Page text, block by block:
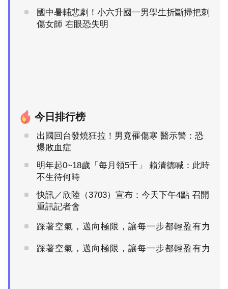
國中暑輔悲劇！小六升國一男學生折斷掃把刺
傷女師 右眼恐失明
今日排行榜
出國回台發燒狂拉！男竟罹傷寒 醫示警：恐
爆敗血症
明年起0~18歲「每月領5千」 賴清德喊：此時
不生待何時
快訊／欣陸（3703）宣布：今天下午4點 召開
重訊記者會
踩著空氣，邁向極限，讓每一步都輕盈有力
PR
踩著空氣，邁向極限，讓每一步都輕盈有力
PR